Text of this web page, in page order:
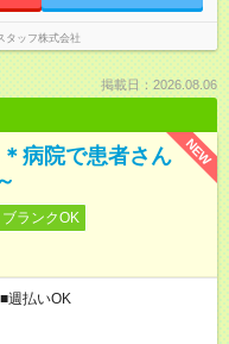
タッフ株式会社
掲載日：2026.08.06
NEW
病院で患者さん
ブランクOK
週払いOK